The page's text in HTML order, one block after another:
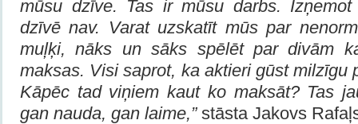
mūsu dzīve. Tas ir mūsu darbs.
dzīvē nav. Varat uzskatīt mūs par
muļķi, nāks un sāks spēlēt par divām
maksas. Visi saprot, ka aktieri gūst milzīgu
Kāpēc tad viņiem kaut ko maksāt? Tas
gan nauda, gan laime,” stāsta Jakovs